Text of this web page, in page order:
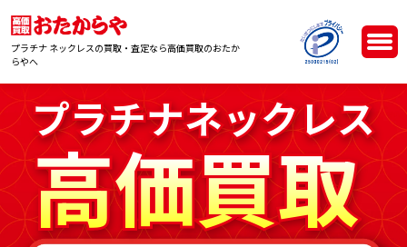
プラチナ ネックレスの買取・査定なら高価買取のおたか
らやへ
プラチナネックレス
プラチナネックレス
高価買取
高価買取